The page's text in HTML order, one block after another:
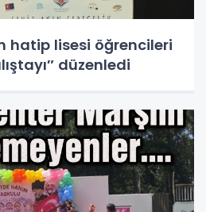
hatip lisesi öğrencileri
düzenledi